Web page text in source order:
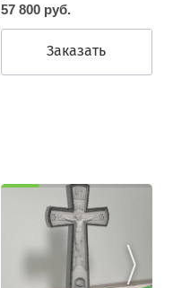
57 800 руб.
Заказать